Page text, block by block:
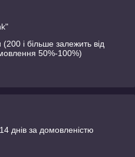
і більше залежить від
50%-100%)
днів за домовленістю